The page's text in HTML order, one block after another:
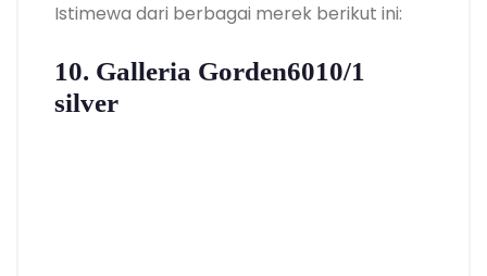
Istimewa dari berbagai merek berikut ini:
10. Galleria Gorden6010/1
silver